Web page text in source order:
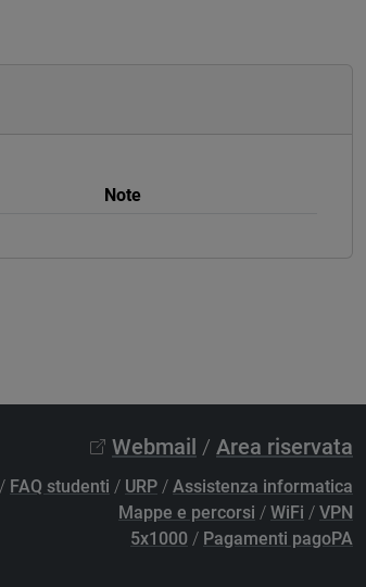
Note
Webmail / Area riservata
/ FAQ studenti / URP / Assistenza informatica
Mappe e percorsi / WiFi / VPN
5x1000 / Pagamenti pagoPA